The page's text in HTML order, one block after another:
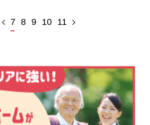
7 8 9 10 11